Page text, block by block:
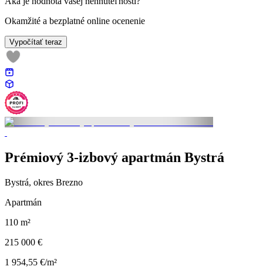
Okamžité a bezplatné online ocenenie
Vypočítať teraz
Prémiový 3-izbový apartmán Bystrá
Bystrá, okres Brezno
Apartmán
110 m²
215 000 €
1 954,55 €/m²